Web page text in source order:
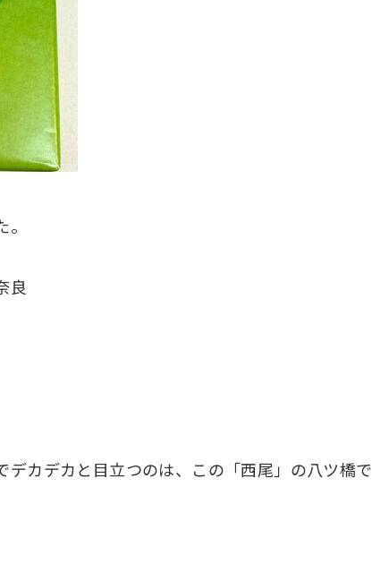
良
カデカと目立つのは、この「西尾」の八ツ橋で